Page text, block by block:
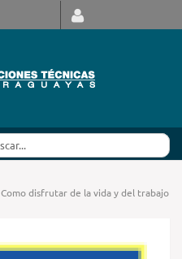
Como disfrutar de la vida y del trabajo